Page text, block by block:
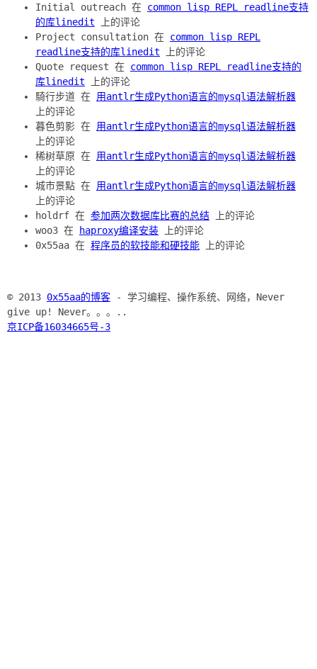
Initial outreach 在 common lisp REPL readline支持
的库linedit 上的评论
Project consultation 在 common lisp REPL
readline支持的库linedit 上的评论
Quote request 在 common lisp REPL readline支持的
库linedit 上的评论
騎行步道 在 用antlr生成Python语言的mysql语法解析器
上的评论
暮色剪影 在 用antlr生成Python语言的mysql语法解析器
上的评论
稀树草原 在 用antlr生成Python语言的mysql语法解析器
上的评论
城市景點 在 用antlr生成Python语言的mysql语法解析器
上的评论
holdrf 在 参加两次数据库比赛的总结 上的评论
woo3 在
haproxy编译安装 上的评论
0x55aa 在 程序员的软技能和硬技能 上的评论
© 2013 0x55aa的博客 - 学习编程、操作系统、网络，Never
give up! Never。。。..
京ICP备16034665号-3